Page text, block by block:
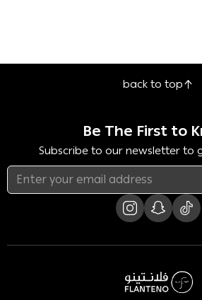
back to top
Be The First to
Subscribe to our newsletter to